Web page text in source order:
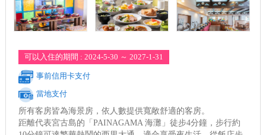
可以入住的期間 : 2024-5-30 ～ 2027-1-31
事前信用卡支付
當地支付
所有客房皆為海景房，依人數提供寬敞舒適的客房。
距離代表宮古島的「PAINAGAMA 海灘」徒步4分鐘，步行約